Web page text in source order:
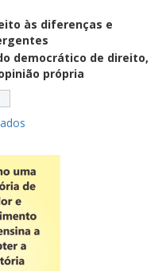
Ananias como candidato
Gerais
têm até terça
informações
começa a ser emitido
às diferenças e
democrático de direito,
própria